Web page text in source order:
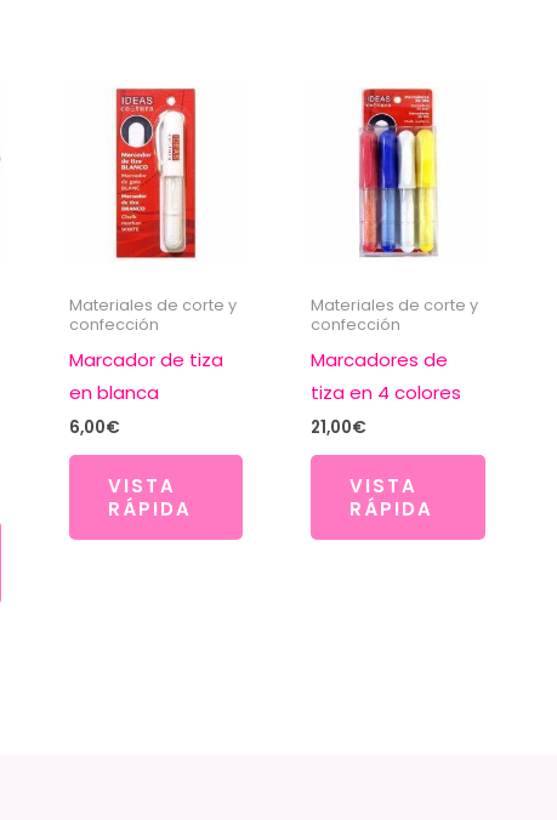
Materiales de corte y
confección
Marcador de tiza
en blanca
6,00€
VISTA
RÁPIDA
Materiales de corte y
confección
Marcadores de
tiza en 4 colores
21,00€
VISTA
RÁPIDA